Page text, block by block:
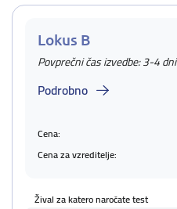
Lokus B
Povprečni čas izvedbe: 3-4 dni
Podrobno
Cena:
Cena za vzreditelje:
Žival za katero naročate test